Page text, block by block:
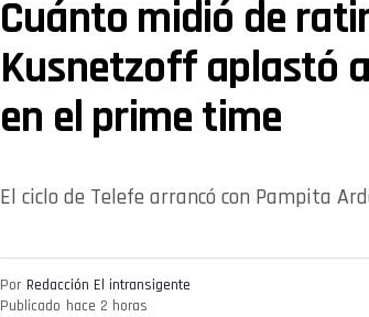
Cuánto midió de
Kusnetzoff aplastó
en el prime time
El ciclo de Telefe arrancó con Pampita
Por Redacción El intransigente
Publicado hace 2 horas